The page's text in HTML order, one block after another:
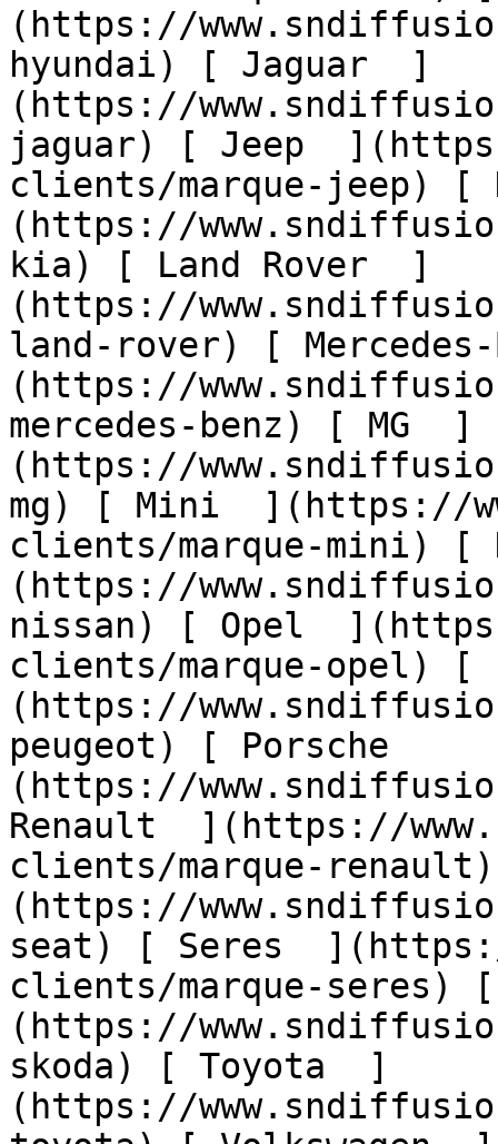
(https://
hyundai) [ Jaguar  ]
(https://
jaguar) [ Jeep
clients/marque-jeep)
(https://
kia) [ Land Rover  ]
(https://
land-rover) [
(https://
mercedes-benz) [ MG  ]
(https://
mg) [ Mini  ](https://
clients/marque-mini) [
(https://
nissan) [ Opel
clients/marque-opel) [
(https://
peugeot) [ Porsche
(https://
Renault  ](https://
clients/marque-
(https://
seat) [ Seres
clients/marque-seres)
(https://
skoda) [ Toyota  ]
(https://